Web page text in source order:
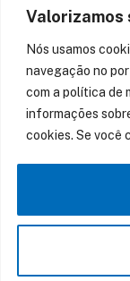
Valorizamos
Nós usamos
navegação no
com a política de
informações
cookies. Se você
Todos os direitos
Mapa do